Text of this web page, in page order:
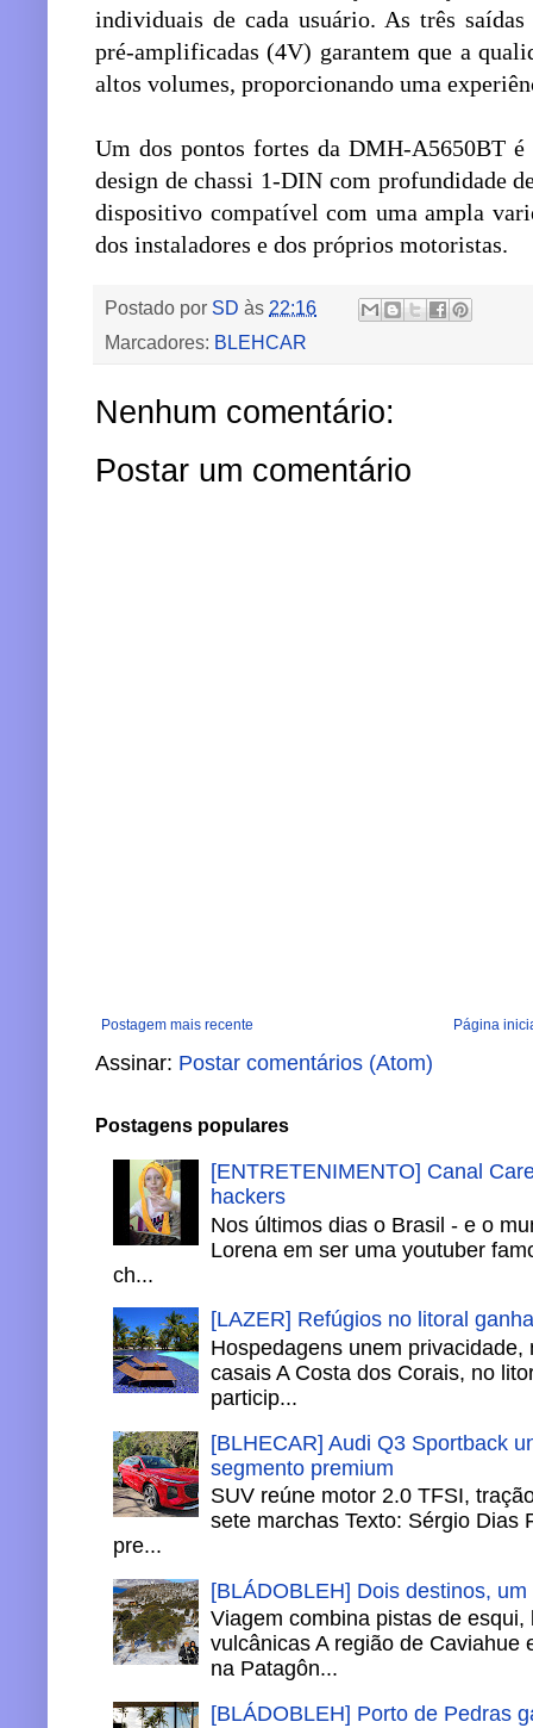
individuais de cada usuário. As três
pré-amplificadas (4V) garantem que a
altos volumes, proporcionando uma
Um dos pontos fortes da DMH-A5650BT
design de chassi 1-DIN com profundidade
dispositivo compatível com uma ampla
dos instaladores e dos próprios motoristas.
Postado por SD às 22:16
Marcadores: BLEHCAR
Nenhum comentário:
Postar um comentário
Postagem mais recente Página
Assinar: Postar comentários (Atom)
Postagens populares
[ENTRETENIMENTO] Canal
hackers
Nos últimos dias o Brasil - e o
Lorena em ser uma youtuber
ch...
[LAZER] Refúgios no litoral
Hospedagens unem
casais A Costa dos Corais, no
particip...
[BLHECAR] Audi Q3 Sportback
segmento premium
SUV reúne motor 2.0 TFSI,
sete marchas Texto: Sérgio Dias
pre...
[BLÁDOBLEH] Dois destinos,
Viagem combina pistas de
vulcânicas A região de Caviahue
na Patagôn...
[BLÁDOBLEH] Porto de Pedras